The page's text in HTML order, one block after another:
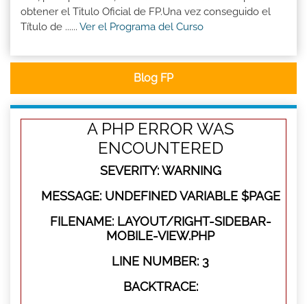
obtener el Titulo Oficial de FP.Una vez conseguido el
Título de ...... Ver el Programa del Curso
Blog FP
A PHP ERROR WAS
ENCOUNTERED
SEVERITY: WARNING
MESSAGE: UNDEFINED VARIABLE $PAGE
FILENAME: LAYOUT/RIGHT-SIDEBAR-
MOBILE-VIEW.PHP
LINE NUMBER: 3
BACKTRACE: